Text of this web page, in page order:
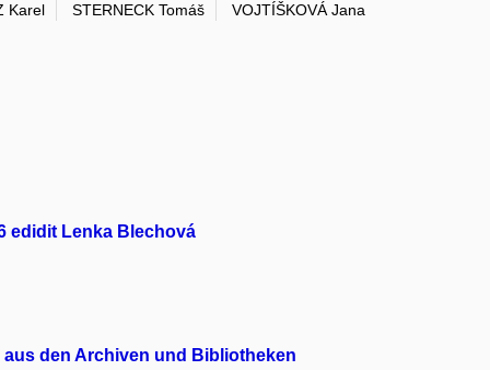
Karel
STERNECK Tomáš VOJTÍŠKOVÁ Jana
edidit Lenka Blechová
den Archiven und Bibliotheken